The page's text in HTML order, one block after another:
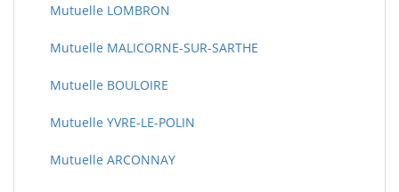
Mutuelle LOMBRON
Mutuelle MALICORNE-SUR-SARTHE
Mutuelle BOULOIRE
Mutuelle YVRE-LE-POLIN
Mutuelle ARCONNAY